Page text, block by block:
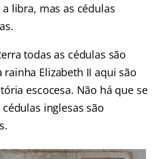
libra, mas as cédulas
todas as cédulas são
Elizabeth II aqui são
escocesa. Não há que se
inglesas são